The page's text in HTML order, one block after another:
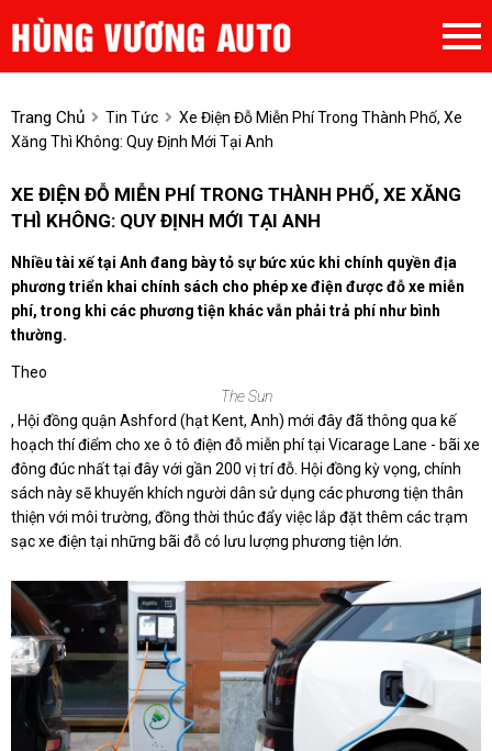
Trang Chủ Tin Tức
Xe Điện Đỗ Miễn Phí Trong Thành Phố, Xe
Xăng Thì Không: Quy Định Mới Tại Anh
XE ĐIỆN ĐỖ MIỄN PHÍ TRONG THÀNH PHỐ, XE XĂNG
THÌ KHÔNG: QUY ĐỊNH MỚI TẠI ANH
Nhiều tài xế tại Anh đang bày tỏ sự bức xúc khi chính quyền địa
phương triển khai chính sách cho phép xe điện được đỗ xe miễn
phí, trong khi các phương tiện khác vẫn phải trả phí như bình
thường.
Theo
The Sun
, Hội đồng quận Ashford (hạt Kent, Anh) mới đây đã thông qua kế
hoạch thí điểm cho xe ô tô điện đỗ miễn phí tại Vicarage Lane - bãi xe
đông đúc nhất tại đây với gần 200 vị trí đỗ. Hội đồng kỳ vọng, chính
sách này sẽ khuyến khích người dân sử dụng các phương tiện thân
thiện với môi trường, đồng thời thúc đẩy việc lắp đặt thêm các trạm
sạc xe điện tại những bãi đỗ có lưu lượng phương tiện lớn.